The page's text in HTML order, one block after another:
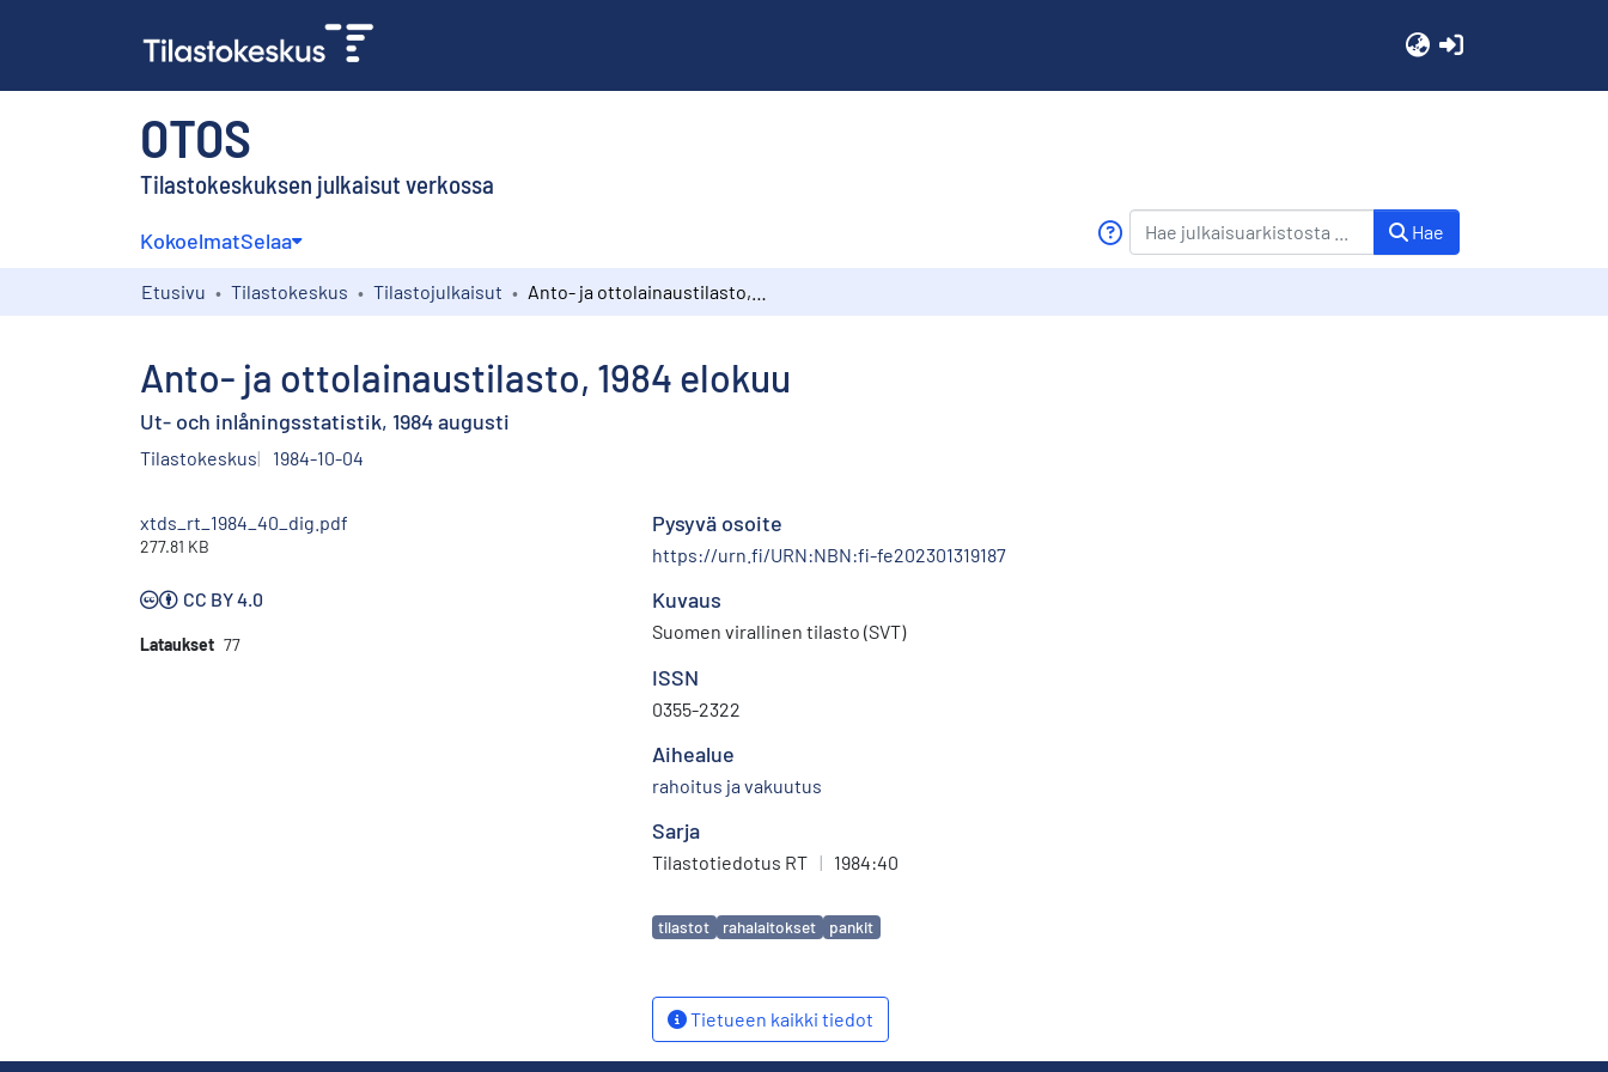
OTOS
Tilastokeskuksen julkaisut verkossa
KokoelmatSelaa Hae
Etusivu Tilastokeskus Tilastojulkaisut
Anto- ja ottolainaustilasto, 1984 elokuu
Ut- och inlåningsstatistik, 1984 augusti
Tilastokeskus 1984-10-04
xtds_rt_1984_40_dig.pdf
277.81 KB
CC BY 4.0
Lataukset 77
Pysyvä osoite
https://urn.fi/URN:NBN:fi-fe202301319187
Kuvaus
Suomen virallinen tilasto (SVT)
ISSN
0355-2322
Aihealue
rahoitus ja vakuutus
Sarja
Tilastotiedotus RT | 1984:40
Avainsanat
tilastot rahalaitokset pankit
Tietueen kaikki tiedot